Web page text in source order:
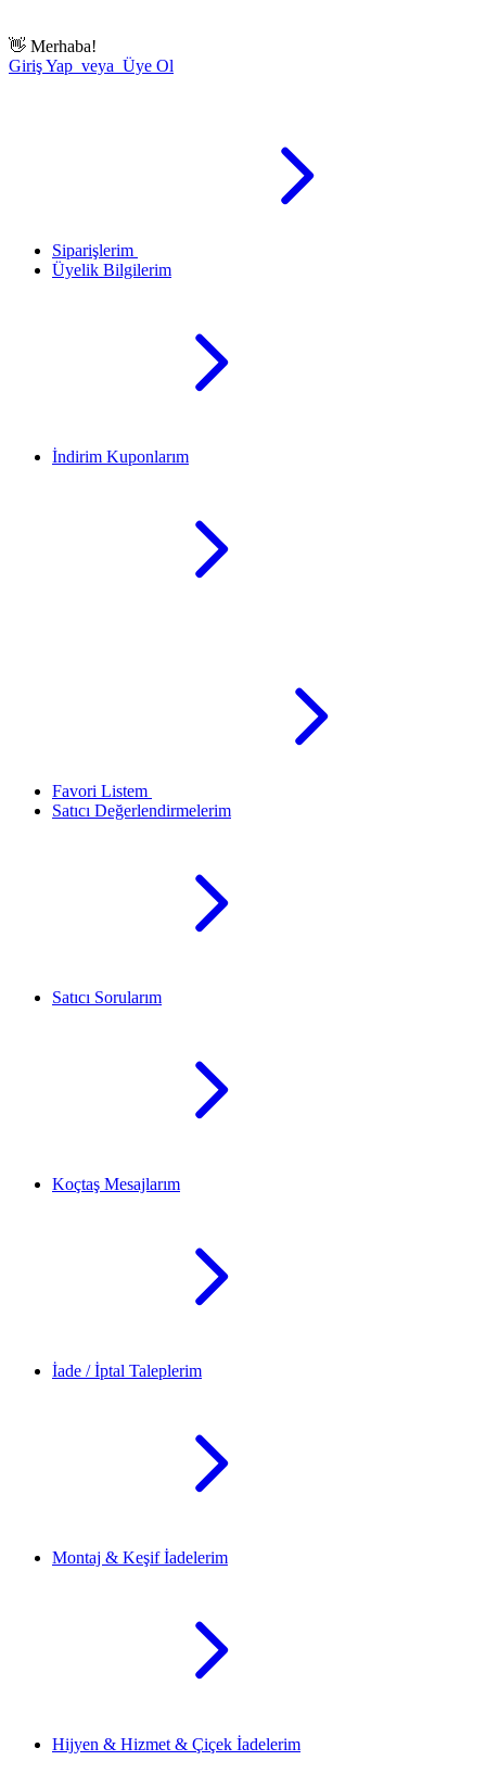
👋 Merhaba!
Giriş Yap veya Üye Ol
Siparişlerim
Üyelik Bilgilerim
İndirim Kuponlarım
Favori Listem
Satıcı Değerlendirmelerim
Satıcı Sorularım
Koçtaş Mesajlarım
İade / İptal Taleplerim
Montaj & Keşif İadelerim
Hijyen & Hizmet & Çiçek İadelerim